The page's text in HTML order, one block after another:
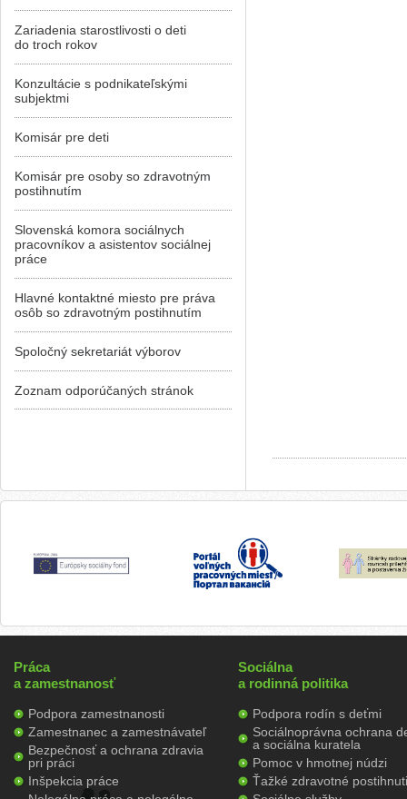
Zariadenia starostlivosti o deti
do troch rokov
Konzultácie s podnikateľskými
subjektmi
Komisár pre deti
Komisár pre osoby so zdravotným
postihnutím
Slovenská komora sociálnych
pracovníkov a asistentov sociálnej
práce
Hlavné kontaktné miesto pre práva
osôb so zdravotným postihnutím
Spoločný sekretariát výborov
Zoznam odporúčaných stránok
Práca
a zamestnanosť
Podpora zamestnanosti
Zamestnanec a zamestnávateľ
Bezpečnosť a ochrana zdravia
pri práci
Inšpekcia práce
Sociálna
a rodinná politika
Podpora rodín s deťmi
Sociálnoprávna ochrana
a sociálna kuratela
Pomoc v hmotnej núdzi
Ťažké zdravotné